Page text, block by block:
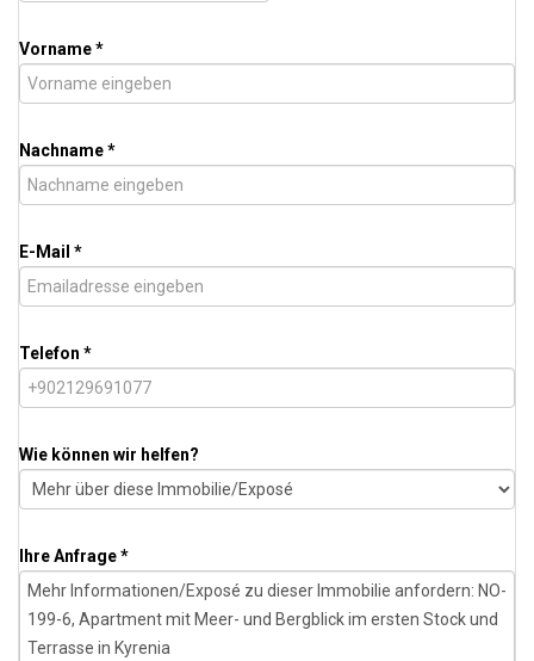
Vorname *
Nachname *
E-Mail *
Telefon *
Wie können wir helfen?
Ihre Anfrage *